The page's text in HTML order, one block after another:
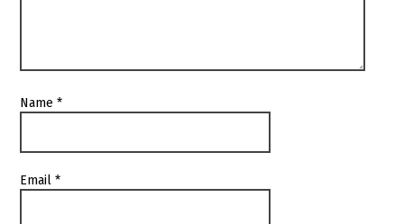
Name*
Email*